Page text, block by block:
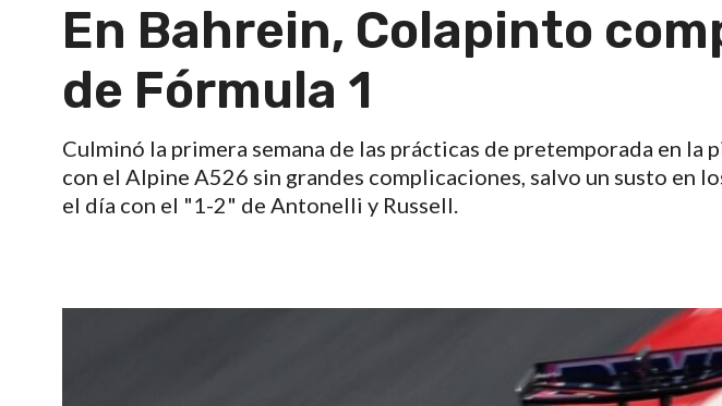
En Bahrein, Colapinto
de Fórmula 1
Culminó la primera semana de las prácticas de pretemporada en la
con el Alpine A526 sin grandes complicaciones, salvo un susto en
el día con el "1-2" de Antonelli y Russell.